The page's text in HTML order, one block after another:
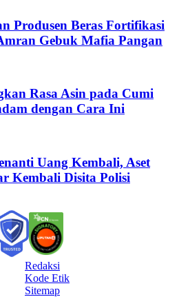
Produsen Beras Fortifikasi
Gebuk Mafia Pangan
Rasa Asin pada Cumi
dengan Cara Ini
Uang Kembali, Aset
Kembali Disita Polisi
Redaksi
Kode Etik
Sitemap